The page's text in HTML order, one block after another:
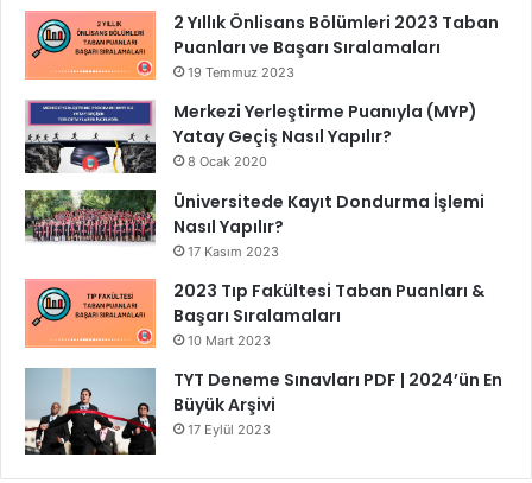
2 Yıllık Önlisans Bölümleri 2023 Taban
Puanları ve Başarı Sıralamaları
19 Temmuz 2023
Merkezi Yerleştirme Puanıyla (MYP)
Yatay Geçiş Nasıl Yapılır?
8 Ocak 2020
Üniversitede Kayıt Dondurma İşlemi
Nasıl Yapılır?
17 Kasım 2023
2023 Tıp Fakültesi Taban Puanları &
Başarı Sıralamaları
10 Mart 2023
TYT Deneme Sınavları PDF | 2024’ün En
Büyük Arşivi
17 Eylül 2023